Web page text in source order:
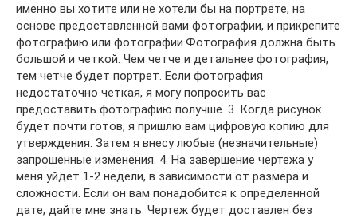
именно вы хотите или не хотели бы на портрете, на
основе предоставленной вами фотографии, и прикрепите
фотографию или фотографии.Фотография должна быть
большой и четкой. Чем четче и детальнее фотография,
тем четче будет портрет. Если фотография
недостаточно четкая, я могу попросить вас
предоставить фотографию получше. 3. Когда рисунок
будет почти готов, я пришлю вам цифровую копию для
утверждения. Затем я внесу любые (незначительные)
запрошенные изменения. 4. На завершение чертежа у
меня уйдет 1-2 недели, в зависимости от размера и
сложности. Если он вам понадобится к определенной
дате, дайте мне знать. Чертеж будет доставлен без